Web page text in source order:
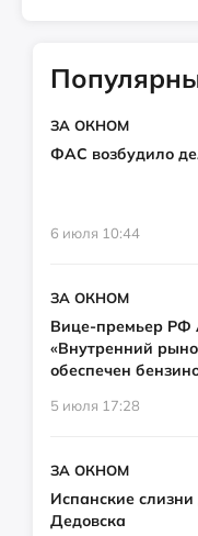
ЗА ОКНОМ
ФАС возбудило
6 июля 10:44
ЗА ОКНОМ
Вице-премьер РФ
«Внутренний
обеспечен
5 июля 17:28
ЗА ОКНОМ
Испанские
Дедовска